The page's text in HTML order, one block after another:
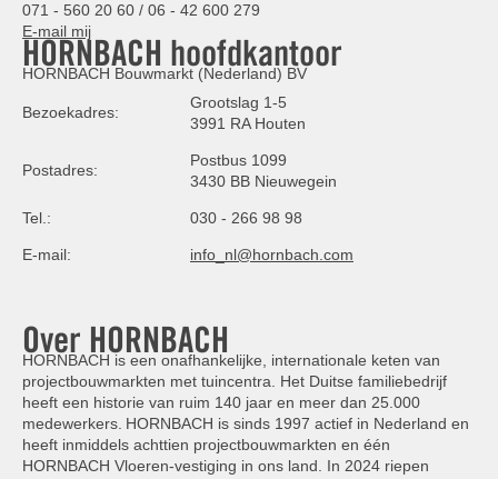
071 - 560 20 60 / 06 - 42 600 279
E-mail mij
HORNBACH hoofdkantoor
HORNBACH Bouwmarkt (Nederland) BV
Bezoekadres:
Grootslag 1-5
3991 RA Houten
Postadres:
Postbus 1099
3430 BB Nieuwegein
Tel.: 030 - 266 98 98
E-mail: info_nl@hornbach.com
Over HORNBACH
HORNBACH is een onafhankelijke, internationale keten van
projectbouwmarkten met tuincentra. Het Duitse familiebedrijf
heeft een historie van ruim 140 jaar en meer dan 25.000
medewerkers. HORNBACH is sinds 1997 actief in Nederland en
heeft inmiddels achttien projectbouwmarkten en één
HORNBACH Vloeren-vestiging in ons land. In 2024 riepen